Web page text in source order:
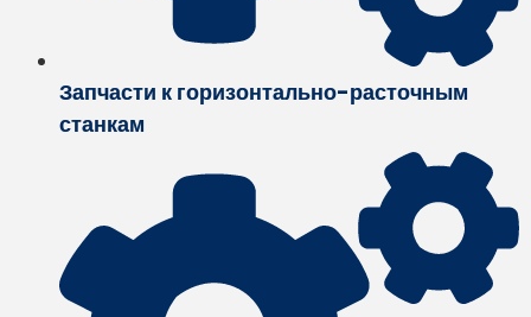
Запчасти к горизонтально-расточным
станкам